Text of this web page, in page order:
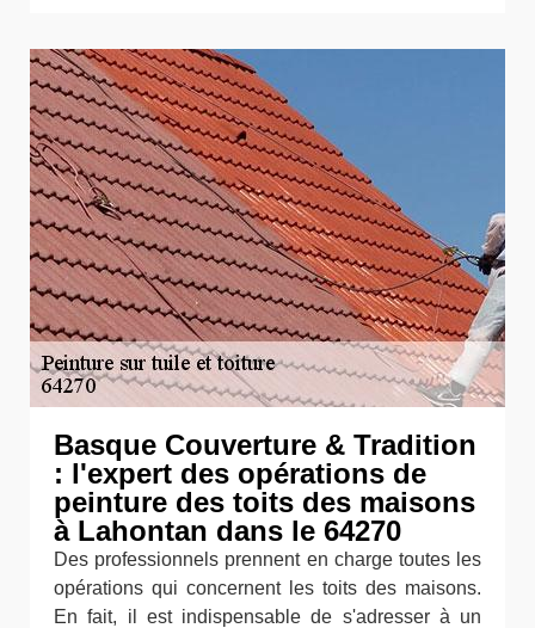
Basque Couverture & Tradition
: l'expert des opérations de
peinture des toits des maisons
à Lahontan dans le 64270
Des professionnels prennent en charge toutes les
opérations qui concernent les toits des maisons.
En fait, il est indispensable de s'adresser à un